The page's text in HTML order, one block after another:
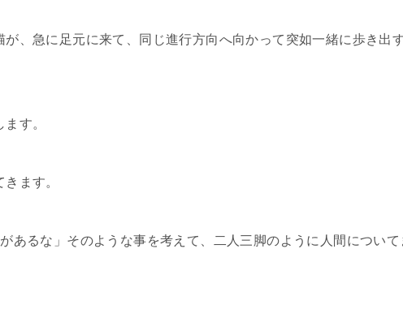
、急に足元に来て、同じ進行方向へ向かって突如一緒に歩き出
す。
ます。
あるな」そのような事を考えて、二人三脚のように人間について